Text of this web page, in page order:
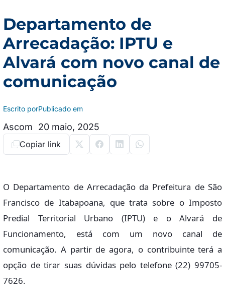
Departamento de
Arrecadação: IPTU e
Alvará com novo canal de
comunicação
Escrito por
Ascom
Publicado em
20 maio, 2025
Copiar link
O Departamento de Arrecadação da Prefeitura de São
Francisco de Itabapoana, que trata sobre o Imposto
Predial Territorial Urbano (IPTU) e o Alvará de
Funcionamento, está com um novo canal de
comunicação. A partir de agora, o contribuinte terá a
opção de tirar suas dúvidas pelo telefone (22) 99705-
7626.